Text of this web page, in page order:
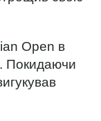
Open в
. Покидаючи